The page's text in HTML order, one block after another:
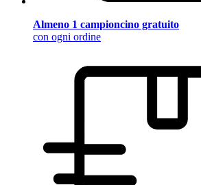
Almeno 1 campioncino gratuito
con ogni ordine